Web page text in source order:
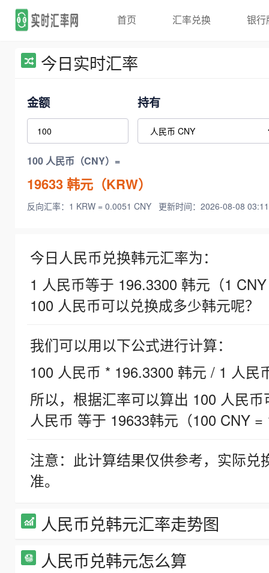
首页 汇率兑换 银行
今日实时汇率
金额 持有
100 人民币（CNY）=
19633韩元（KRW）
反向汇率：1 KRW = 0.0051 CNY 更新时间：2026-08-08
今日人民币兑换韩元汇率为：
1 人民币等于 196.3300 韩元（1
100 人民币可以兑换成多少韩元呢？
我们可以用以下公式进行计算：
100 人民币 * 196.3300 韩元 / 1 人民
所以，根据汇率可以算出 100 人民
人民币 等于 19633韩元（100 CNY =
注意：此计算结果仅供参考，实际
准。
人民币兑韩元汇率走势图
人民币兑韩元怎么算